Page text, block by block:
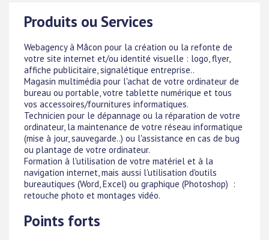
Produits ou Services
Webagency à Mâcon pour la création ou la refonte de
votre site internet et/ou identité visuelle : logo, flyer,
affiche publicitaire, signalétique entreprise..
Magasin multimédia pour l'achat de votre ordinateur de
bureau ou portable, votre tablette numérique et tous
vos accessoires/fournitures informatiques.
Technicien pour le dépannage ou la réparation de votre
ordinateur, la maintenance de votre réseau informatique
(mise à jour, sauvegarde..) ou l'assistance en cas de bug
ou plantage de votre ordinateur.
Formation à l'utilisation de votre matériel et à la
navigation internet, mais aussi l'utilisation d'outils
bureautiques (Word, Excel) ou graphique (Photoshop) :
retouche photo et montages vidéo.
Points forts